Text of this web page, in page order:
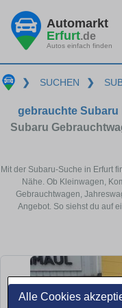
Alle Cookies
Automarkt
Erfurt.de
Autos einfach finden
❯ SUCHEN ❯
gebrauchte
Subaru
Mit der Subaru-Suche in Erfurt
Nähe. Ob Kleinwagen,
Gebrauchtwagen,
Angebot. So siehst du auf